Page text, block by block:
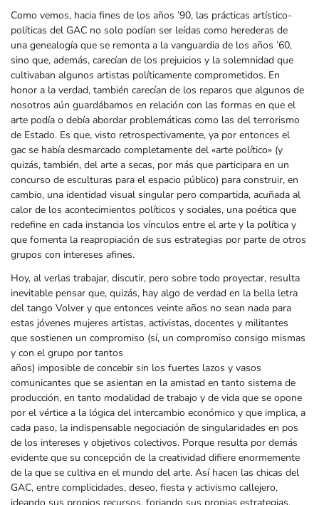
Como vemos, hacia fines de los años ’90, las prácticas artístico-
políticas del GAC no solo podían ser leídas como herederas de
una genealogía que se remonta a la vanguardia de los años ’60,
sino que, además, carecían de los prejuicios y la solemnidad que
cultivaban algunos artistas políticamente comprometidos. En
honor a la verdad, también carecían de los reparos que algunos de
nosotros aún guardábamos en relación con las formas en que el
arte podía o debía abordar problemáticas como las del terrorismo
de Estado. Es que, visto retrospectivamente, ya por entonces el
gac se había desmarcado completamente del «arte político» (y
quizás, también, del arte a secas, por más que participara en un
concurso de esculturas para el espacio público) para construir, en
cambio, una identidad visual singular pero compartida, acuñada al
calor de los acontecimientos políticos y sociales, una poética que
redefine en cada instancia los vínculos entre el arte y la política y
que fomenta la reapropiación de sus estrategias por parte de otros
grupos con intereses afines.
Hoy, al verlas trabajar, discutir, pero sobre todo proyectar, resulta
inevitable pensar que, quizás, hay algo de verdad en la bella letra
del tango Volver y que entonces veinte años no sean nada para
estas jóvenes mujeres artistas, activistas, docentes y militantes
que sostienen un compromiso (sí, un compromiso consigo mismas
y con el grupo por tantos
años) imposible de concebir sin los fuertes lazos y vasos
comunicantes que se asientan en la amistad en tanto sistema de
producción, en tanto modalidad de trabajo y de vida que se opone
por el vértice a la lógica del intercambio económico y que implica, a
cada paso, la indispensable negociación de singularidades en pos
de los intereses y objetivos colectivos. Porque resulta por demás
evidente que su concepción de la creatividad difiere enormemente
de la que se cultiva en el mundo del arte. Así hacen las chicas del
GAC, entre complicidades, deseo, fiesta y activismo callejero,
ideando sus propios recursos, forjando sus propias estrategias,